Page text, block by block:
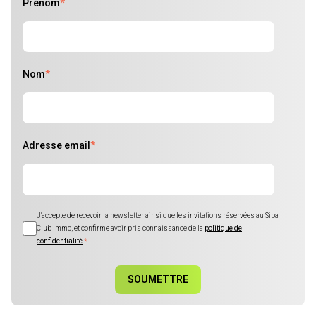
Prénom*
Nom*
Adresse email *
J'accepte de recevoir la newsletter ainsi que les invitations réservées au Sipa
Club Immo, et confirme avoir pris connaissance de la politique de
confidentialité*